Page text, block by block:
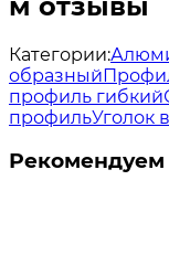
Категории:
образный
профиль гибкий
профильУголок
Рекомендуем